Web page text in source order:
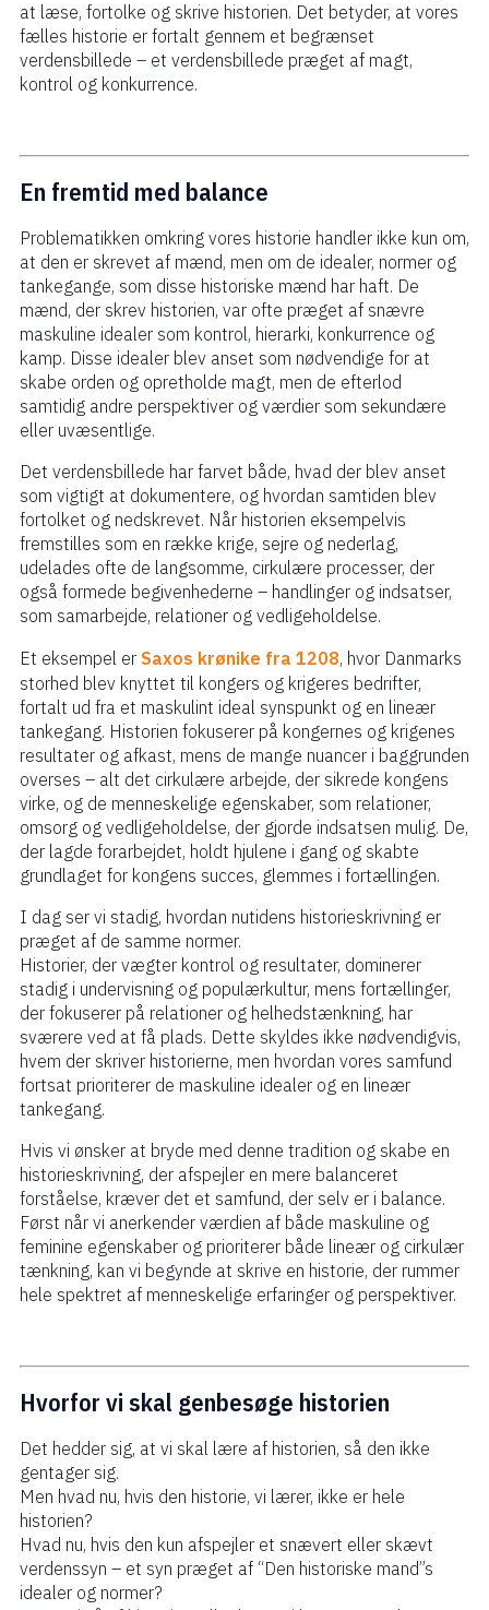
at læse, fortolke og skrive historien. Det betyder, at vores
fælles historie er fortalt gennem et begrænset
verdensbillede – et verdensbillede præget af magt,
kontrol og konkurrence.
En fremtid med balance
Problematikken omkring vores historie handler ikke kun om,
at den er skrevet af mænd, men om de idealer, normer og
tankegange, som disse historiske mænd har haft. De
mænd, der skrev historien, var ofte præget af snævre
maskuline idealer som kontrol, hierarki, konkurrence og
kamp. Disse idealer blev anset som nødvendige for at
skabe orden og opretholde magt, men de efterlod
samtidig andre perspektiver og værdier som sekundære
eller uvæsentlige.
Det verdensbillede har farvet både, hvad der blev anset
som vigtigt at dokumentere, og hvordan samtiden blev
fortolket og nedskrevet. Når historien eksempelvis
fremstilles som en række krige, sejre og nederlag,
udelades ofte de langsomme, cirkulære processer, der
også formede begivenhederne – handlinger og indsatser,
som samarbejde, relationer og vedligeholdelse.
Et eksempel er Saxos krønike fra 1208, hvor Danmarks
storhed blev knyttet til kongers og krigeres bedrifter,
fortalt ud fra et maskulint ideal synspunkt og en lineær
tankegang. Historien fokuserer på kongernes og krigenes
resultater og afkast, mens de mange nuancer i baggrunden
overses – alt det cirkulære arbejde, der sikrede kongens
virke, og de menneskelige egenskaber, som relationer,
omsorg og vedligeholdelse, der gjorde indsatsen mulig. De,
der lagde forarbejdet, holdt hjulene i gang og skabte
grundlaget for kongens succes, glemmes i fortællingen.
I dag ser vi stadig, hvordan nutidens historieskrivning er
præget af de samme normer.
Historier, der vægter kontrol og resultater, dominerer
stadig i undervisning og populærkultur, mens fortællinger,
der fokuserer på relationer og helhedstænkning, har
sværere ved at få plads. Dette skyldes ikke nødvendigvis,
hvem der skriver historierne, men hvordan vores samfund
fortsat prioriterer de maskuline idealer og en lineær
tankegang.
Hvis vi ønsker at bryde med denne tradition og skabe en
historieskrivning, der afspejler en mere balanceret
forståelse, kræver det et samfund, der selv er i balance.
Først når vi anerkender værdien af både maskuline og
feminine egenskaber og prioriterer både lineær og cirkulær
tænkning, kan vi begynde at skrive en historie, der rummer
hele spektret af menneskelige erfaringer og perspektiver.
Hvorfor vi skal genbesøge historien
Det hedder sig, at vi skal lære af historien, så den ikke
gentager sig.
Men hvad nu, hvis den historie, vi lærer, ikke er hele
historien?
Hvad nu, hvis den kun afspejler et snævert eller skævt
verdenssyn – et syn præget af “Den historiske mand”s
idealer og normer?